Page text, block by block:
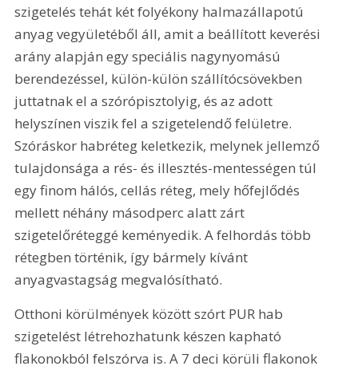
szigetelés tehát két folyékony halmazállapotú
anyag vegyületéből áll, amit a beállított keverési
arány alapján egy speciális nagynyomású
berendezéssel, külön-külön szállítócsövekben
juttatnak el a szórópisztolyig, és az adott
helyszínen viszik fel a szigetelendő felületre.
Szóráskor habréteg keletkezik, melynek jellemző
tulajdonsága a rés- és illesztés-mentességen túl
egy finom hálós, cellás réteg, mely hőfejlődés
mellett néhány másodperc alatt zárt
szigetelőréteggé keményedik. A felhordás több
rétegben történik, így bármely kívánt
anyagvastagság megvalósítható.
Otthoni körülmények között szórt PUR hab
szigetelést létrehozhatunk készen kapható
flakonokból felszórva is. A 7 deci körüli flakonok